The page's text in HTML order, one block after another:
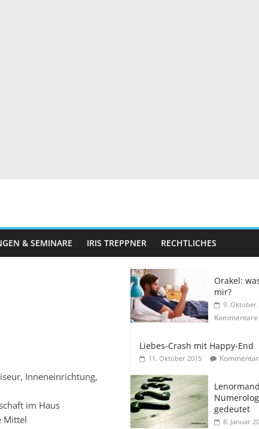
& SEMINARE IRIS TREPPNER RECHTLICHES
Inneneinrichtung,
im Haus
Mittel
Orakel:
mir?
9. Oktober
Liebes-Crash mit Happy-End
11. Oktober 2015
gedeutet
8. Januar